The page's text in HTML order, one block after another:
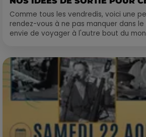
Comme tous les vendredis, voici une
rendez-vous à ne pas manquer dans le
envie de voyager à l'autre bout du